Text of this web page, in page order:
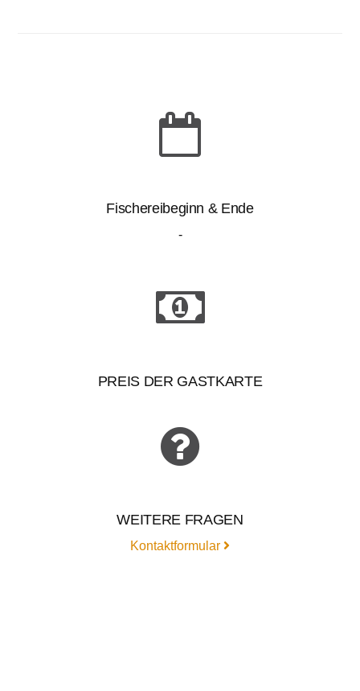
Fischereibeginn & Ende
-
PREIS DER GASTKARTE
WEITERE FRAGEN
Kontaktformular